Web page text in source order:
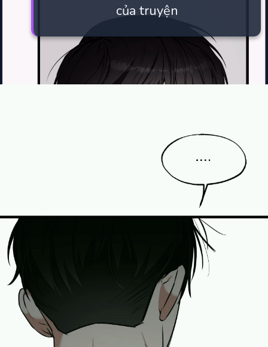
của truyện